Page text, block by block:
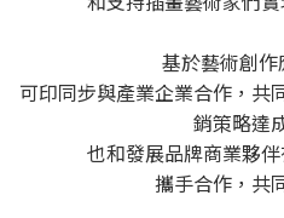
基於藝術創
可印同步與產業企業合作，共
銷策略達
也和發展品牌商業夥
攜手合作，共